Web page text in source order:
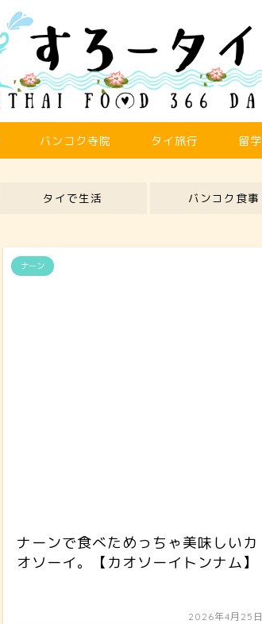
バンコク寺院 タイ旅行 留学
タイで生活 バンコク食事
ナーン
ナーンで食べためっちゃ美味しいカ
オソーイ。【カオソーイトンナム】
2026年4月25日